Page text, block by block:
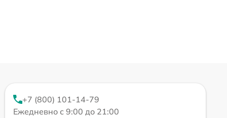
+7 (800) 101-14-79
Ежедневно с 9:00 до 21:00